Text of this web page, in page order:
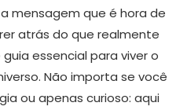
mensagem que é hora de
atrás do que realmente
essencial para viver o
Não importa se você
ou apenas curioso: aqui